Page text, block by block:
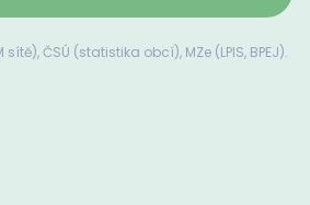
sítě), ČSÚ (statistika obcí), MZe (LPIS, BPEJ).